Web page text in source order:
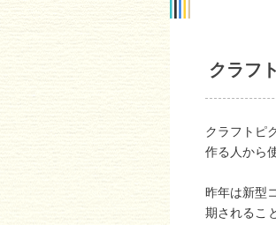
クラフ
クラフトピ
作る人から
昨年は新型
期されるこ